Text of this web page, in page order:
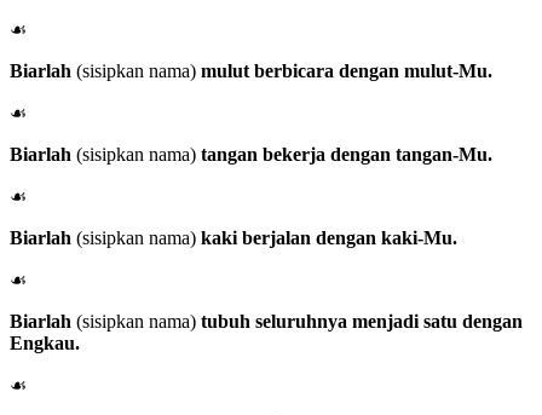
☙
Biarlah (sisipkan nama) mulut berbicara dengan mulut-Mu.
☙
Biarlah (sisipkan nama) tangan bekerja dengan tangan-Mu.
☙
Biarlah (sisipkan nama) kaki berjalan dengan kaki-Mu.
☙
Biarlah (sisipkan nama) tubuh seluruhnya menjadi satu dengan
Engkau.
☙